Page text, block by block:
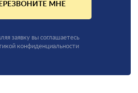
МНЕ
заявку вы соглашаетесь
конфиденциальности